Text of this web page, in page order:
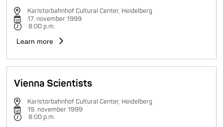
Karlstorbahnhof Cultural Center, Heidelberg
17. november 1999
8:00 p.m.
Learn more
Vienna Scientists
Karlstorbahnhof Cultural Center, Heidelberg
19. november 1999
8:00 p.m.